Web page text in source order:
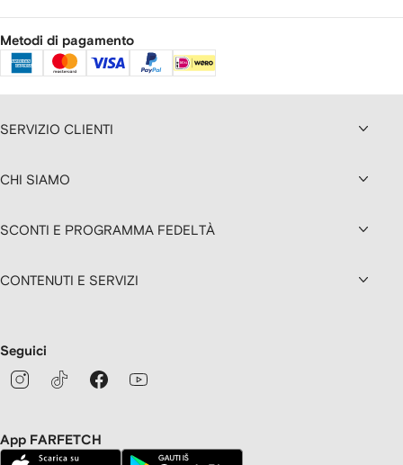
Metodi di pagamento
SERVIZIO CLIENTI
CHI SIAMO
SCONTI E PROGRAMMA FEDELTÀ
CONTENUTI E SERVIZI
Seguici
App FARFETCH